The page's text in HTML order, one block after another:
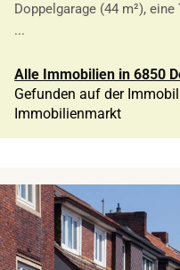
Doppelgarage (44 m²),
...
Alle Immobilien in 6850
Gefunden auf der
Immobilienmarkt